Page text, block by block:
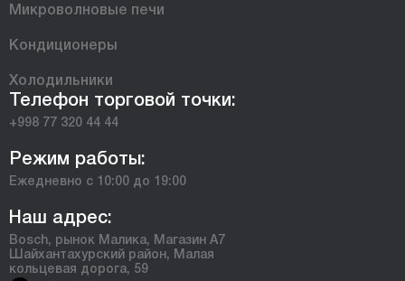
Микроволновые печи
Кондиционеры
Холодильники
Телефон торговой точки:
+998 77 320 44 44
Режим работы:
Ежедневно с 10:00 до 19:00
Наш адрес:
Bosch, рынок Малика, Магазин А7
Шайхантахурский район, Малая
кольцевая дорога, 59